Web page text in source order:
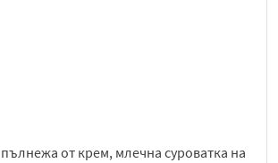
от крем, млечна суроватка на